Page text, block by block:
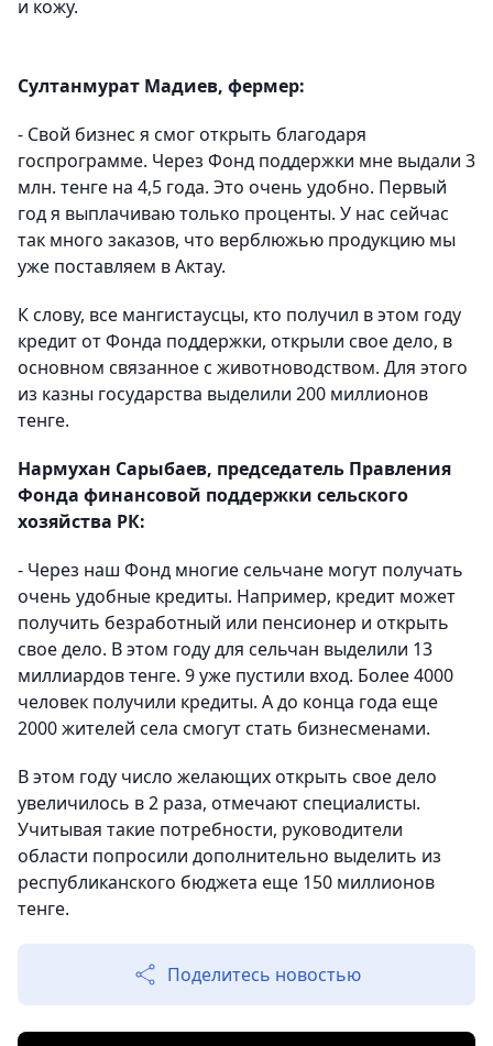
и кожу.
Султанмурат Мадиев, фермер:
- Свой бизнес я смог открыть благодаря
госпрограмме. Через Фонд поддержки мне выдали 3
млн. тенге на 4,5 года. Это очень удобно. Первый
год я выплачиваю только проценты. У нас сейчас
так много заказов, что верблюжью продукцию мы
уже поставляем в Актау.
К слову, все мангистаусцы, кто получил в этом году
кредит от Фонда поддержки, открыли свое дело, в
основном связанное с животноводством. Для этого
из казны государства выделили 200 миллионов
тенге.
Нармухан Сарыбаев, председатель Правления
Фонда финансовой поддержки сельского
хозяйства РК:
- Через наш Фонд многие сельчане могут получать
очень удобные кредиты. Например, кредит может
получить безработный или пенсионер и открыть
свое дело. В этом году для сельчан выделили 13
миллиардов тенге. 9 уже пустили вход. Более 4000
человек получили кредиты. А до конца года еще
2000 жителей села смогут стать бизнесменами.
В этом году число желающих открыть свое дело
увеличилось в 2 раза, отмечают специалисты.
Учитывая такие потребности, руководители
области попросили дополнительно выделить из
республиканского бюджета еще 150 миллионов
тенге.
Поделитесь новостью